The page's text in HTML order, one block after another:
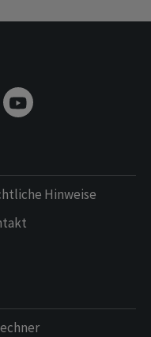
Hinweise